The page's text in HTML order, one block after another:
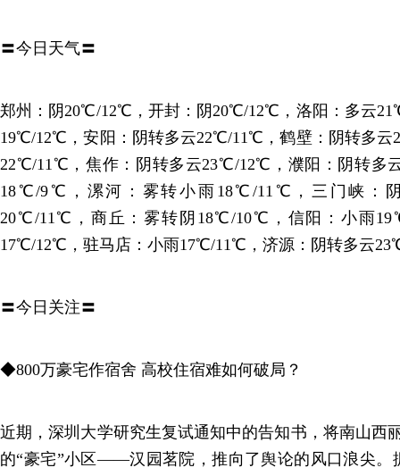
〓今日天气〓
郑州：阴20℃/12℃，开封：阴20℃/12℃，洛阳：多云
19℃/12℃，安阳：阴转多云22℃/11℃，鹤壁：阴转多
22℃/11℃，焦作：阴转多云23℃/12℃，濮阳：阴转多
18℃/9℃，漯河：雾转小雨18℃/11℃，三门峡：
20℃/11℃，商丘：雾转阴18℃/10℃，信阳：小雨
17℃/12℃，驻马店：小雨17℃/11℃，济源：阴转多云
〓今日关注〓
◆800万豪宅作宿舍 高校住宿难如何破局？
近期，深圳大学研究生复试通知中的告知书，将南山西
的“豪宅”小区——汉园茗院，推向了舆论的风口浪尖。